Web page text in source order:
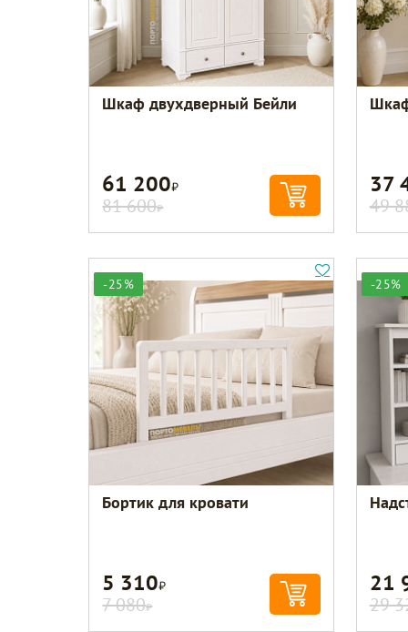
Шкаф двухдверный Бейли
61 200Р
81 600Р
37
49
-25%
Бортик для кровати
5 310Р
7 080Р
-25%
21
29